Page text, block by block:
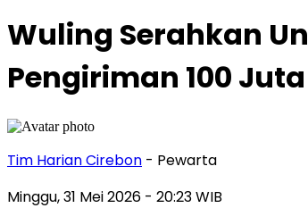
Wuling Serahkan
Pengiriman 100
Tim Harian Cirebon - Pewarta
Minggu, 31 Mei 2026 - 20:23 WIB